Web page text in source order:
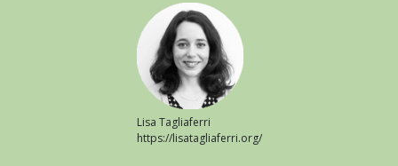
Lisa Tagliaferri
https://lisatagliaferri.org/